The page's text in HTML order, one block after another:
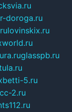
doroga.ru
lovinskix.ru
glasspb.ru
5.ru
2.ru